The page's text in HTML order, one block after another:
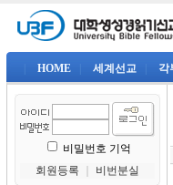
HOME 세계선교 각
비밀번호 기억
회원등록
비번분실